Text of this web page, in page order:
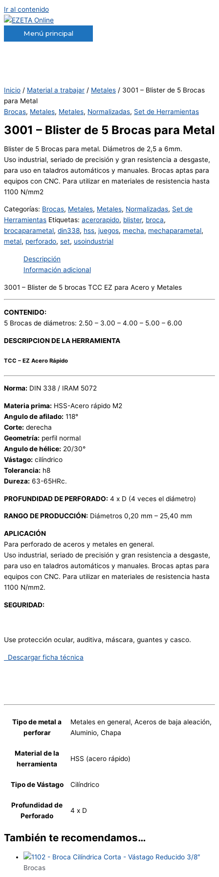
Ir al contenido
Menú principal
Inicio / Material a trabajar / Metales / 3001 – Blister de 5 Brocas
para Metal
Brocas, Metales, Metales, Normalizadas, Set de Herramientas
3001 – Blister de 5 Brocas para Metal
Blister de 5 Brocas para metal. Diámetros de 2,5 a 6mm.
Uso industrial, seriado de precisión y gran resistencia a desgaste,
para uso en taladros automáticos y manuales. Brocas aptas para
equipos con CNC. Para utilizar en materiales de resistencia hasta
1100 N/mm2
Categorías: Brocas, Metales, Metales, Normalizadas, Set de
Herramientas Etiquetas: acerorapido, blister, broca,
brocaparametal, din338, hss, juegos, mecha, mechaparametal,
metal, perforado, set, usoindustrial
Descripción
Información adicional
3001 – Blister de 5 brocas TCC EZ para Acero y Metales
CONTENIDO:
5 Brocas de diámetros: 2.50 – 3.00 – 4.00 – 5.00 – 6.00
DESCRIPCION DE LA HERRAMIENTA
TCC – EZ Acero Rápido
Norma: DIN 338 / IRAM 5072
Materia prima: HSS-Acero rápido M2
Angulo de afilado: 118°
Corte: derecha
Geometría: perfil normal
Angulo de hélice: 20/30°
Vástago: cilíndrico
Tolerancia: h8
Dureza: 63-65HRc.
PROFUNDIDAD DE PERFORADO: 4 x D (4 veces el diámetro)
RANGO DE PRODUCCIÓN: Diámetros 0,20 mm – 25,40 mm
APLICACIÓN
Para perforado de aceros y metales en general.
Uso industrial, seriado de precisión y gran resistencia a desgaste,
para uso en taladros automáticos y manuales. Brocas aptas para
equipos con CNC. Para utilizar en materiales de resistencia hasta
1100 N/mm2.
SEGURIDAD:
Use protección ocular, auditiva, máscara, guantes y casco.
Descargar ficha técnica
Tipo de metal a
perforar
Metales en general, Aceros de baja aleación,
Aluminio, Chapa
Material de la
herramienta
HSS (acero rápido)
Tipo de Vástago Cilíndrico
Profundidad de
Perforado
4 x D
También te recomendamos…
Brocas